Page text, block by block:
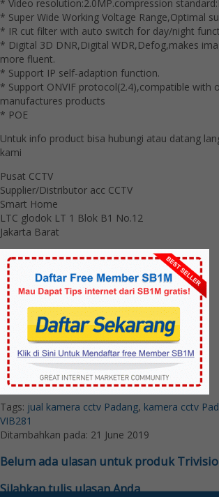
* Video resolution:2.0MP.compression
* Super Wide Working Voltage Range,Optimal
* IR cut filter with auto switch for day/night
* Digital 3D DNR,Digital WDR,Defog,makes
more fluent.
* Support IP self-adaption function.
* Support ONVIF protocol(2.4),compatible with
manufactures products
* POE
Untuk info product bisa hubungi atau datang
kami
Pusat CCTV
Supplier/Distributor acc CCTV
Smart Home
LTC glodok LT 1 Blok B1 No.12
Jakarta Barat
Tags: jual kamera cctv Padang, kamera cctv
VIB281
Ditambahkan pada: 21 June 2019
Belum ada ulasan untuk produk
Silahkan tulis ulasan Anda